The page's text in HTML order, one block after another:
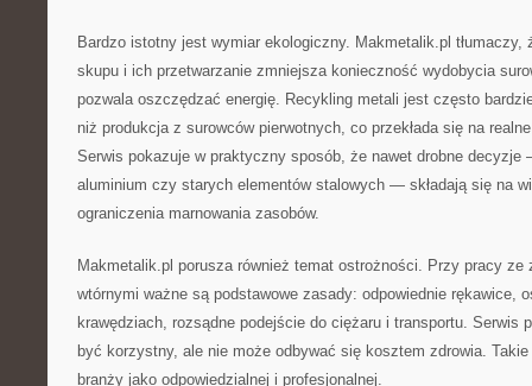
Bardzo istotny jest wymiar ekologiczny. Makmetalik.pl tłumaczy,
skupu i ich przetwarzanie zmniejsza konieczność wydobycia
pozwala oszczędzać energię. Recykling metali jest często
niż produkcja z surowców pierwotnych, co przekłada się na
Serwis pokazuje w praktyczny sposób, że nawet drobne decyzje
aluminium czy starych elementów stalowych — składają się na
ograniczenia marnowania zasobów.
Makmetalik.pl porusza również temat ostrożności. Przy pracy ze
wtórnymi ważne są podstawowe zasady: odpowiednie rękawice,
krawędziach, rozsądne podejście do ciężaru i transportu. Serwis
być korzystny, ale nie może odbywać się kosztem zdrowia.
branży jako odpowiedzialnej i profesjonalnej.